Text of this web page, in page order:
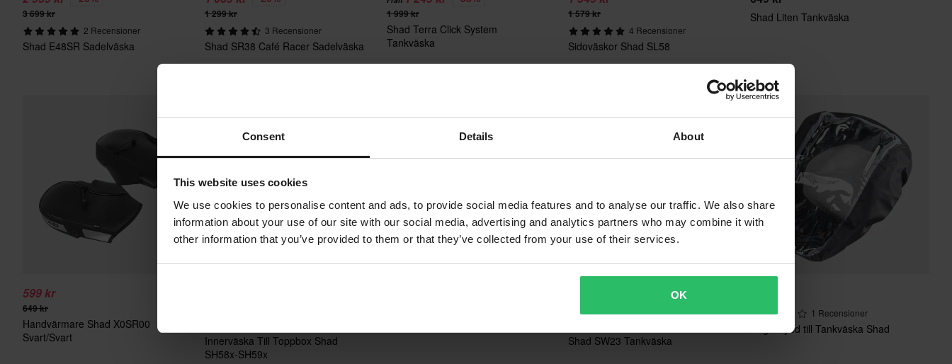
Consent Details About
This website uses cookies
We use cookies to personalise content and ads, to provide social media features and to analyse our traffic. We also share
information about your use of our site with our social media, advertising and analytics partners who may combine it with
other information that you’ve provided to them or that they’ve collected from your use of their services.
OK
3 699 kr
2 Recensioner
Shad E48SR Sadelväska
1 299 kr
3 Recensioner
Shad SR38 Café Racer Sadelväska
1 999 kr
Shad Terra Click System
Tankväska
1 579 kr
4 Recensioner
Sidoväskor Shad SL58
Shad Liten Tankväska
599 kr
649 kr
Handvärmare Shad X0SR00
Svart/Svart
Innerväska Till Toppbox Shad
SH58x-SH59x
Shad SW23 Tankväska
1 Recensioner
Regnskydd till Tankväska Shad